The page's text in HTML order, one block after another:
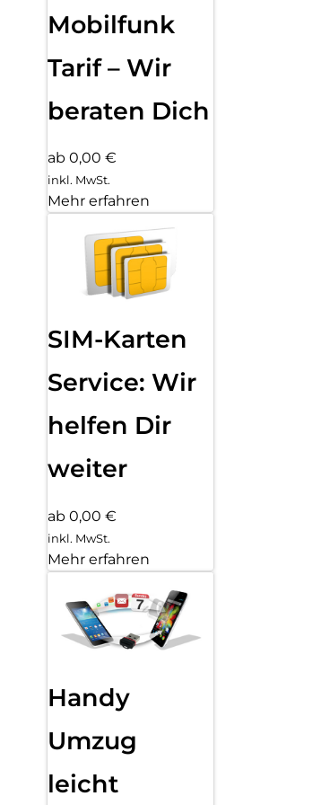
Mobilfunk
Tarif – Wir
beraten Dich
ab 0,00 €
inkl. MwSt.
Mehr erfahren
SIM-Karten
Service: Wir
helfen Dir
weiter
ab 0,00 €
inkl. MwSt.
Mehr erfahren
Handy
Umzug
leicht